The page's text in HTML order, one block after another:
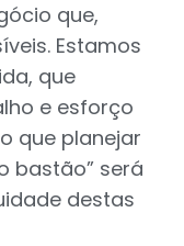
que,
Estamos
que
e esforço
que planejar
bastão” será
destas